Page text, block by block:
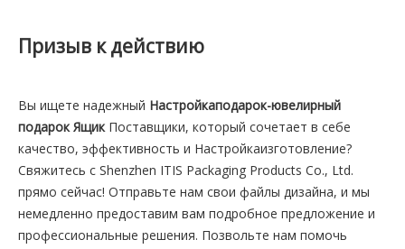
Призыв к действию
Вы ищете надежный Настройкаподарок-ювелирный
подарок Ящик Поставщики, который сочетает в себе
качество, эффективность и Настройкаизготовление?
Свяжитесь с Shenzhen ITIS Packaging Products Co., Ltd.
прямо сейчас! Отправьте нам свои файлы дизайна, и мы
немедленно предоставим вам подробное предложение и
профессиональные решения. Позвольте нам помочь